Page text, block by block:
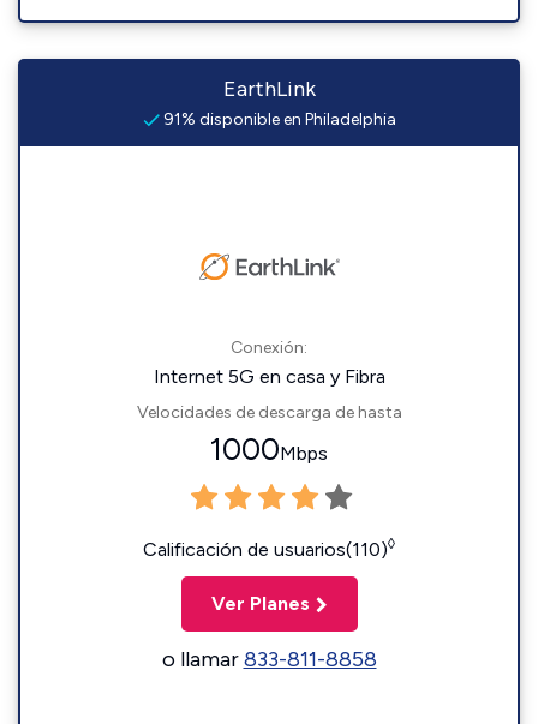
EarthLink
91% disponible en Philadelphia
Conexión:
Internet 5G en casa y Fibra
Velocidades de descarga de hasta
1000Mbps
Calificación de usuarios(110)◊
Ver Planes
o llamar833-811-8858